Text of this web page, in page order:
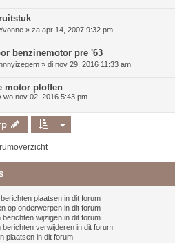
» za apr 14, 2007 9:32 pm
benzinemotor pre '63
» di nov 29, 2016 11:33 am
motor ploffen
wo nov 02, 2016 5:43 pm
plaatsen in dit forum
op onderwerpen in dit forum
berichten wijzigen in dit forum
berichten verwijderen in dit forum
plaatsen in dit forum